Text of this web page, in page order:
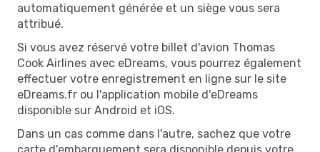
automatiquement générée et un siège vous sera
attribué.
Si vous avez réservé votre billet d'avion Thomas
Cook Airlines avec eDreams, vous pourrez également
effectuer votre enregistrement en ligne sur le site
eDreams.fr ou l'application mobile d'eDreams
disponible sur Android et iOS.
Dans un cas comme dans l'autre, sachez que votre